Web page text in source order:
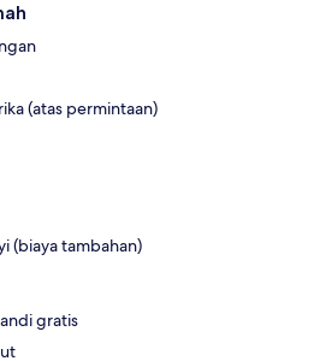
(atas permintaan)
(biaya tambahan)
gratis